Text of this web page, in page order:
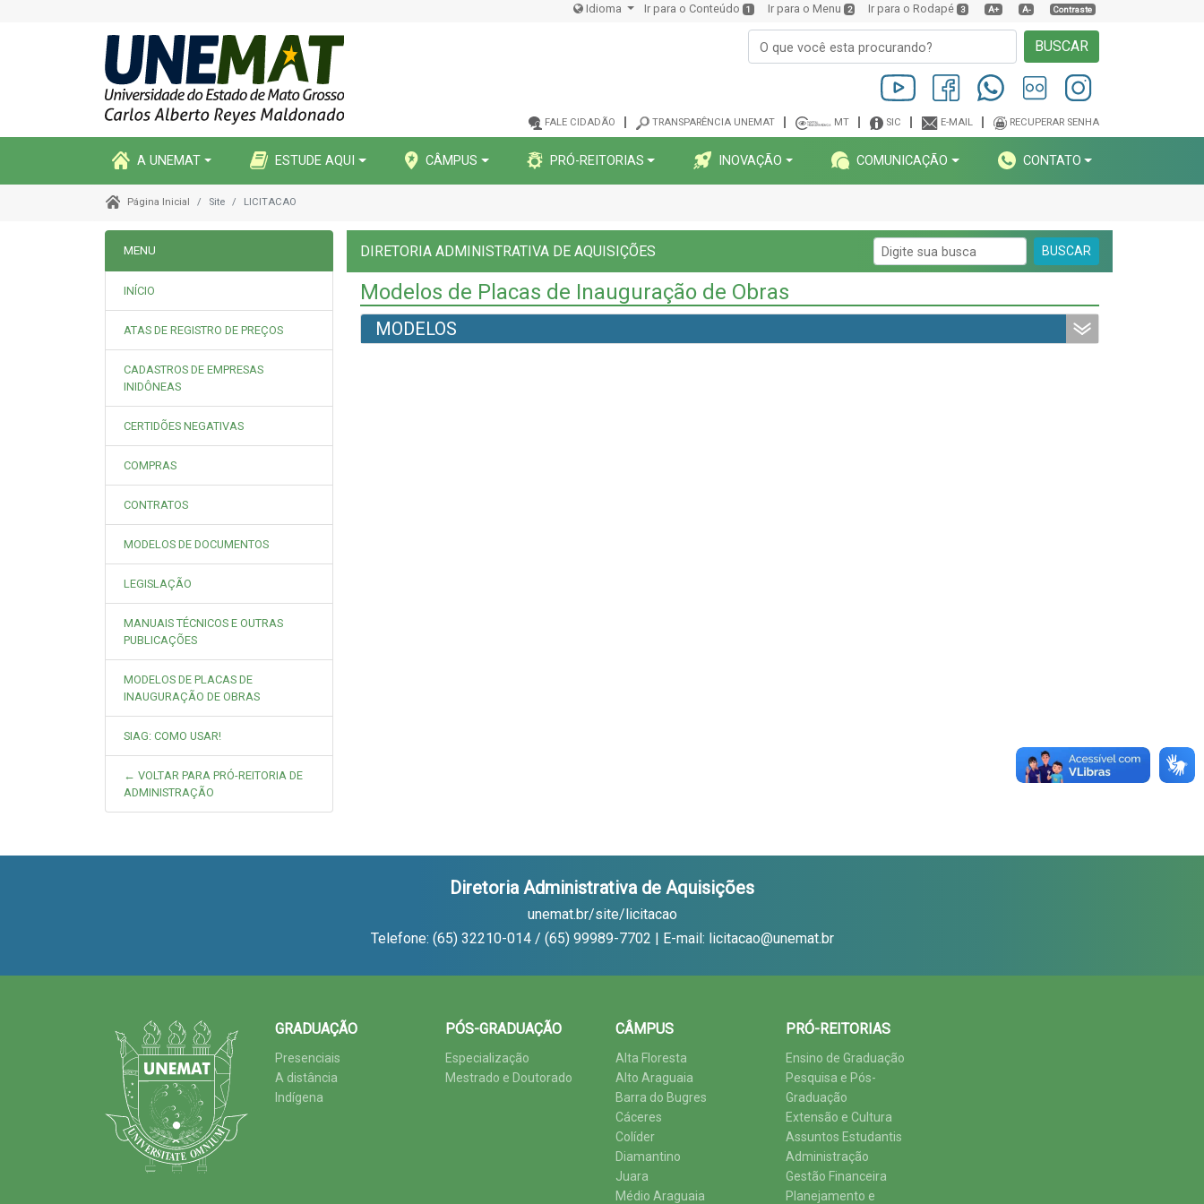
Idioma Ir para o Conteúdo 1 Ir para o Menu 2 Ir para o Rodapé 3 A+ A- Contraste
BUSCAR
FALE CIDADÃO TRANSPARÊNCIA UNEMAT MT SIC E-MAIL RECUPERAR SENHA
A UNEMAT ESTUDE AQUI CÂMPUS PRÓ-REITORIAS INOVAÇÃO COMUNICAÇÃO CONTATO
Página Inicial Site LICITACAO
MENU
INÍCIO
ATAS DE REGISTRO DE PREÇOS
CADASTROS DE EMPRESAS
INIDÔNEAS
CERTIDÕES NEGATIVAS
COMPRAS
CONTRATOS
MODELOS DE DOCUMENTOS
LEGISLAÇÃO
MANUAIS TÉCNICOS E OUTRAS
PUBLICAÇÕES
MODELOS DE PLACAS DE
INAUGURAÇÃO DE OBRAS
SIAG: COMO USAR!
← VOLTAR PARA PRÓ-REITORIA DE
ADMINISTRAÇÃO
DIRETORIA ADMINISTRATIVA DE AQUISIÇÕES BUSCAR
Modelos de Placas de Inauguração de Obras
MODELOS
Diretoria Administrativa de Aquisições
unemat.br/site/licitacao
Telefone: (65) 32210-014 / (65) 99989-7702 | E-mail: licitacao@unemat.br
GRADUAÇÃO
Presenciais
A distância
Indígena
PÓS-GRADUAÇÃO
Especialização
Mestrado e Doutorado
CÂMPUS
Alta Floresta
Alto Araguaia
Barra do Bugres
Cáceres
Colíder
Diamantino
Juara
Médio Araguaia
PRÓ-REITORIAS
Ensino de Graduação
Pesquisa e Pós-
Graduação
Extensão e Cultura
Assuntos Estudantis
Administração
Gestão Financeira
Planejamento e